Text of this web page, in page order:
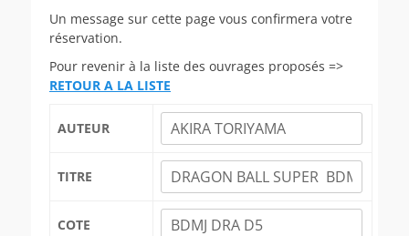
Un message sur cette page vous confirmera votre
réservation.
Pour revenir à la liste des ouvrages proposés =>
RETOUR A LA LISTE
AUTEUR
TITRE
COTE